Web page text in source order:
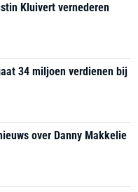
Kluivert vernederen
34 miljoen verdienen bij
over Danny Makkelie